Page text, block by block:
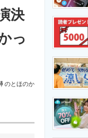
製造業のIT導入・活用を支援
エネルギーの専門メディア
決
っ
のとほのか